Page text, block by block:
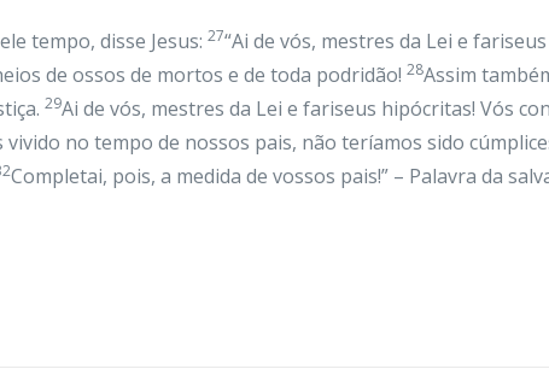
tempo, disse Jesus: 27“Ai de vós, mestres da Lei e
de ossos de mortos e de toda podridão! 28Assim
29Ai de vós, mestres da Lei e fariseus hipócritas! Vós
vivido no tempo de nossos pais, não teríamos sido
Completai, pois, a medida de vossos pais!” – Palavra da